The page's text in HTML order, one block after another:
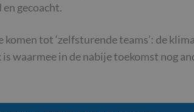
gecoacht.
tot ‘zelfsturende teams’: de
waarmee in de nabije toekomst nog